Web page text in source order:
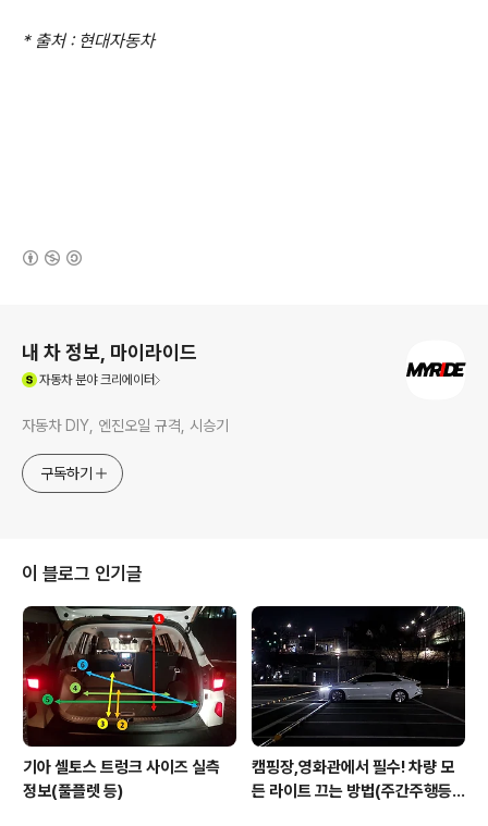
* 출처 : 현대자동차
내 차 정보, 마이라이드
자동차분야 크리에이터
자동차 DIY, 엔진오일 규격, 시승기
구독하기
이 블로그 인기글
기아 셀토스 트렁크 사이즈 실측
정보(풀플렛 등)
캠핑장,영화관에서 필수! 차량 모
든 라이트 끄는 방법(주간주행등D